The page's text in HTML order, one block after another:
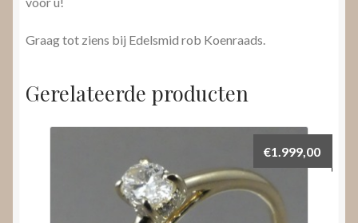
Graag tot ziens bij Edelsmid rob Koenraads.
Gerelateerde producten
€1.999,00